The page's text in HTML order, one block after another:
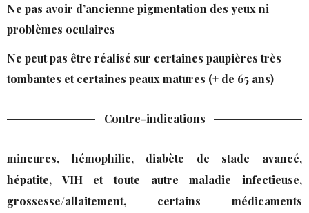
Ne pas avoir d’ancienne pigmentation des yeux ni
problèmes oculaires
Ne peut pas être réalisé sur certaines paupières très
tombantes et certaines peaux matures (+ de 65 ans)
Contre-indications
mineures, hémophilie, diabète de stade avancé,
hépatite, VIH et toute autre maladie infectieuse,
grossesse/allaitement, certains médicaments